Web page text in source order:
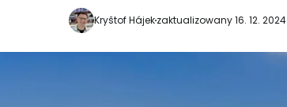
Kryštof Hájekzaktualizowany 16. 12. 2024